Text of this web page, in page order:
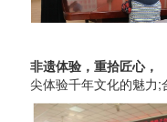
非遗体验，重拾匠心，
尖体验千年文化的魅力;